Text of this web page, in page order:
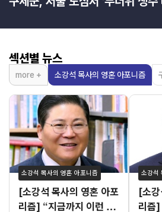
섹션별 뉴스
소강석 목사의 영혼 아포니즘
more +
소강석 목사의 영혼 아포니즘
[소강석 목사의 영혼 아포
리즘] “지금까지 이런 수
소강석
[소강
리즘]